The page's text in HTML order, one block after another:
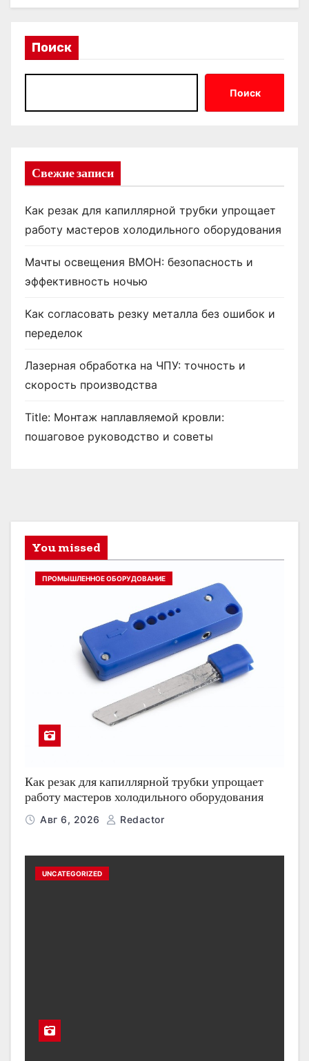
Поиск
Поиск
Свежие записи
Как резак для капиллярной трубки упрощает
работу мастеров холодильного оборудования
Мачты освещения ВМОН: безопасность и
эффективность ночью
Как согласовать резку металла без ошибок и
переделок
Лазерная обработка на ЧПУ: точность и
скорость производства
Title: Монтаж наплавляемой кровли:
пошаговое руководство и советы
You missed
ПРОМЫШЛЕННОЕ ОБОРУДОВАНИЕ
Как резак для капиллярной трубки упрощает
работу мастеров холодильного оборудования
Авг 6, 2026 Redactor
UNCATEGORIZED